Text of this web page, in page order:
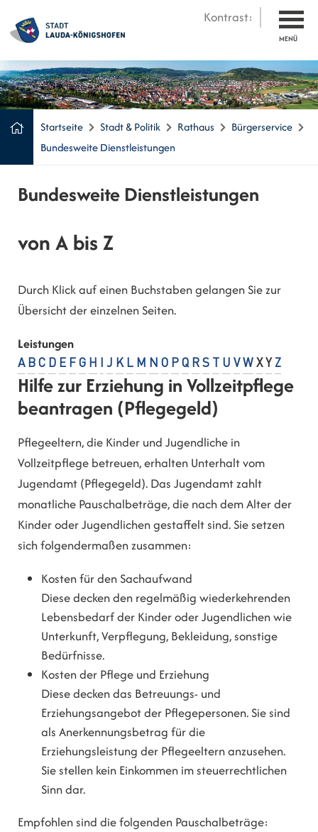
Kontrast:
MENÜ
Startseite Stadt & Politik Rathaus
Bürgerservice
Bundesweite Dienstleistungen
Bundesweite Dienstleistungen
von A bis Z
Durch Klick auf einen Buchstaben gelangen Sie zur
Übersicht der einzelnen Seiten.
Leistungen
A B C D E F G H J K L M N O P Q R S U V W X Y Z
Hilfe zur Erziehung in Vollzeitpflege
beantragen (Pflegegeld)
Pflegeeltern, die Kinder und Jugendliche in
Vollzeitpflege betreuen, erhalten Unterhalt vom
Jugendamt (Pflegegeld). Das Jugendamt zahlt
monatliche Pauschalbeträge, die nach dem Alter der
Kinder oder Jugendlichen gestaffelt sind. Sie setzen
sich folgendermaßen zusammen:
Kosten für den Sachaufwand
Diese decken den regelmäßig wiederkehrenden
Lebensbedarf der Kinder oder Jugendlichen wie
Unterkunft, Verpflegung, Bekleidung, sonstige
Bedürfnisse.
Kosten der Pflege und Erziehung
Diese decken das Betreuungs- und
Erziehungsangebot der Pflegepersonen. Sie sind
als Anerkennungsbetrag für die
Erziehungsleistung der Pflegeeltern anzusehen.
Sie stellen kein Einkommen im steuerrechtlichen
Sinn dar.
Empfohlen sind die folgenden Pauschalbeträge: